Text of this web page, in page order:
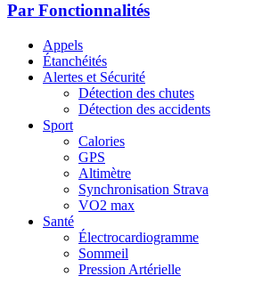
Par Fonctionnalités
Appels
Étanchéités
Alertes et Sécurité
Détection des chutes
Détection des accidents
Sport
Calories
GPS
Altimètre
Synchronisation Strava
VO2 max
Santé
Électrocardiogramme
Sommeil
Pression Artérielle